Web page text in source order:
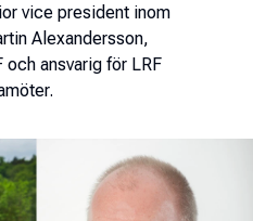
vice president inom
Alexandersson,
ansvarig för LRF